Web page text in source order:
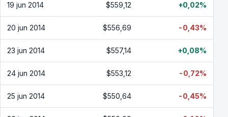
19 jun 2014 $559,12 +0,02%
20 jun 2014 $556,69 -0,43%
23 jun 2014 $557,14 +0,08%
24 jun 2014 $553,12 -0,72%
25 jun 2014 $550,64 -0,45%